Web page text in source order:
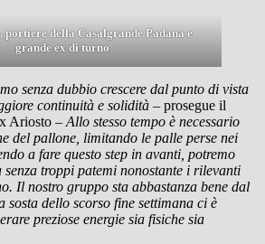
della Casalgrande Padana e
grande ex di turno
senza dubbio crescere dal punto di vista
continuità e solidità – prosegue il
Ariosto – Allo stesso tempo è necessario
del pallone, limitando le palle perse nei
a fare questo step in avanti, potremo
senza troppi patemi nonostante i rilevanti
Il nostro gruppo sta abbastanza bene dal
sosta dello scorso fine settimana ci è
preziose energie sia fisiche sia